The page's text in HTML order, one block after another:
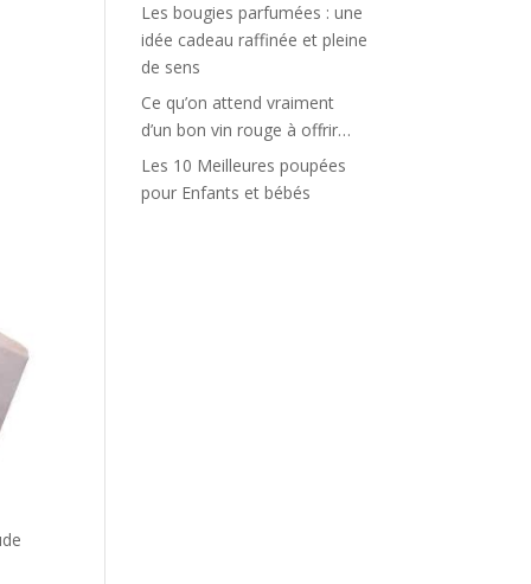
Les bougies parfumées : une
idée cadeau raffinée et pleine
de sens
Ce qu’on attend vraiment
d’un bon vin rouge à offrir…
Les 10 Meilleures poupées
pour Enfants et bébés